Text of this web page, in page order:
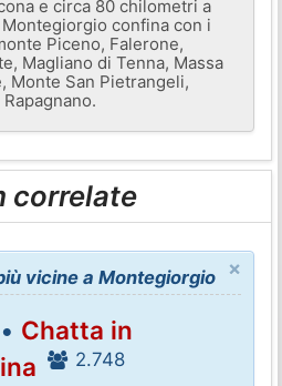
e circa 80 chilometri a
confina con i
Piceno, Falerone,
Magliano di Tenna, Massa
Monte San Pietrangeli,
correlate
×
vicine a Montegiorgio
Chatta in
2.748